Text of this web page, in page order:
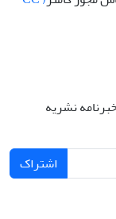
نشریه
اشتراک